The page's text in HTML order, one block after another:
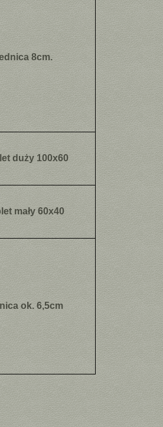
8cm.
duży 100x60
mały 60x40
ok. 6,5cm